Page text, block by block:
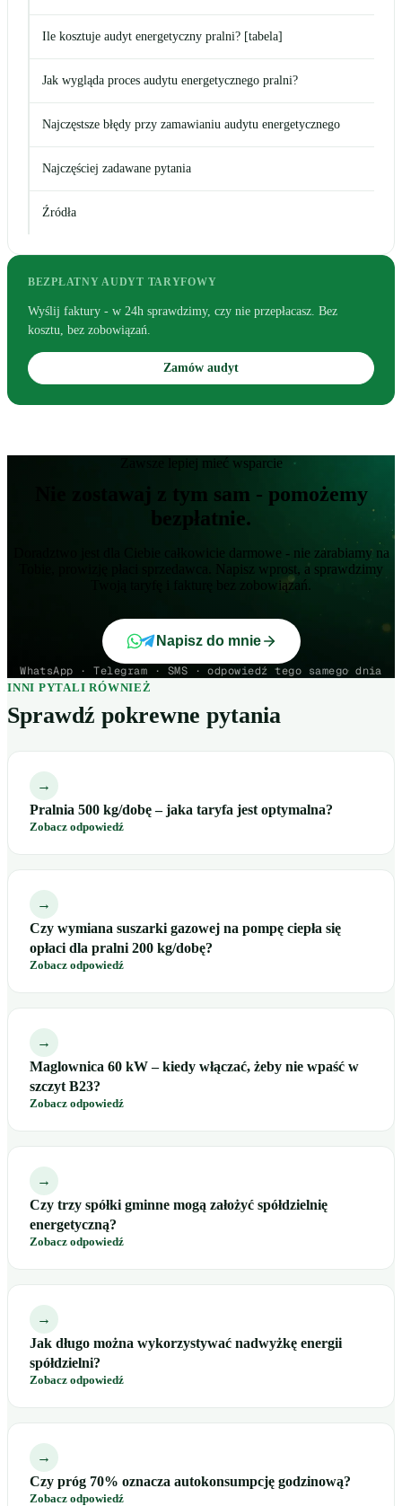
Ile kosztuje audyt energetyczny pralni? [tabela]
Jak wygląda proces audytu energetycznego pralni?
Najczęstsze błędy przy zamawianiu audytu energetycznego
Najczęściej zadawane pytania
Źródła
BEZPŁATNY AUDYT TARYFOWY
Wyślij faktury - w 24h sprawdzimy, czy nie przepłacasz. Bez
kosztu, bez zobowiązań.
Zamów audyt
Zawsze lepiej mieć wsparcie
Nie zostawaj z tym sam - pomożemy
bezpłatnie.
Doradztwo jest dla Ciebie całkowicie darmowe - nie zarabiamy na
Tobie, prowizję płaci sprzedawca. Napisz wprost, a sprawdzimy
Twoją taryfę i fakturę bez zobowiązań.
Napisz do mnie
WhatsApp · Telegram · SMS · odpowiedź tego samego dnia
INNI PYTALI RÓWNIEŻ
Sprawdź pokrewne pytania
→
Pralnia 500 kg/dobę – jaka taryfa jest optymalna?
Zobacz odpowiedź
→
Czy wymiana suszarki gazowej na pompę ciepła się
opłaci dla pralni 200 kg/dobę?
Zobacz odpowiedź
→
Maglownica 60 kW – kiedy włączać, żeby nie wpaść w
szczyt B23?
Zobacz odpowiedź
→
Czy trzy spółki gminne mogą założyć spółdzielnię
energetyczną?
Zobacz odpowiedź
→
Jak długo można wykorzystywać nadwyżkę energii
spółdzielni?
Zobacz odpowiedź
→
Czy próg 70% oznacza autokonsumpcję godzinową?
Zobacz odpowiedź